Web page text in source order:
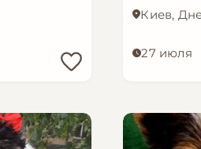
Киев,
27 июля